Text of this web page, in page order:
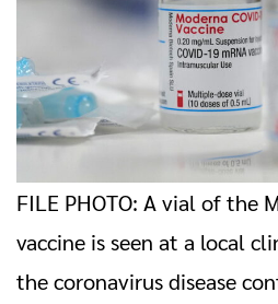
FILE PHOTO: A vial of the
vaccine is seen at a local
the coronavirus disease